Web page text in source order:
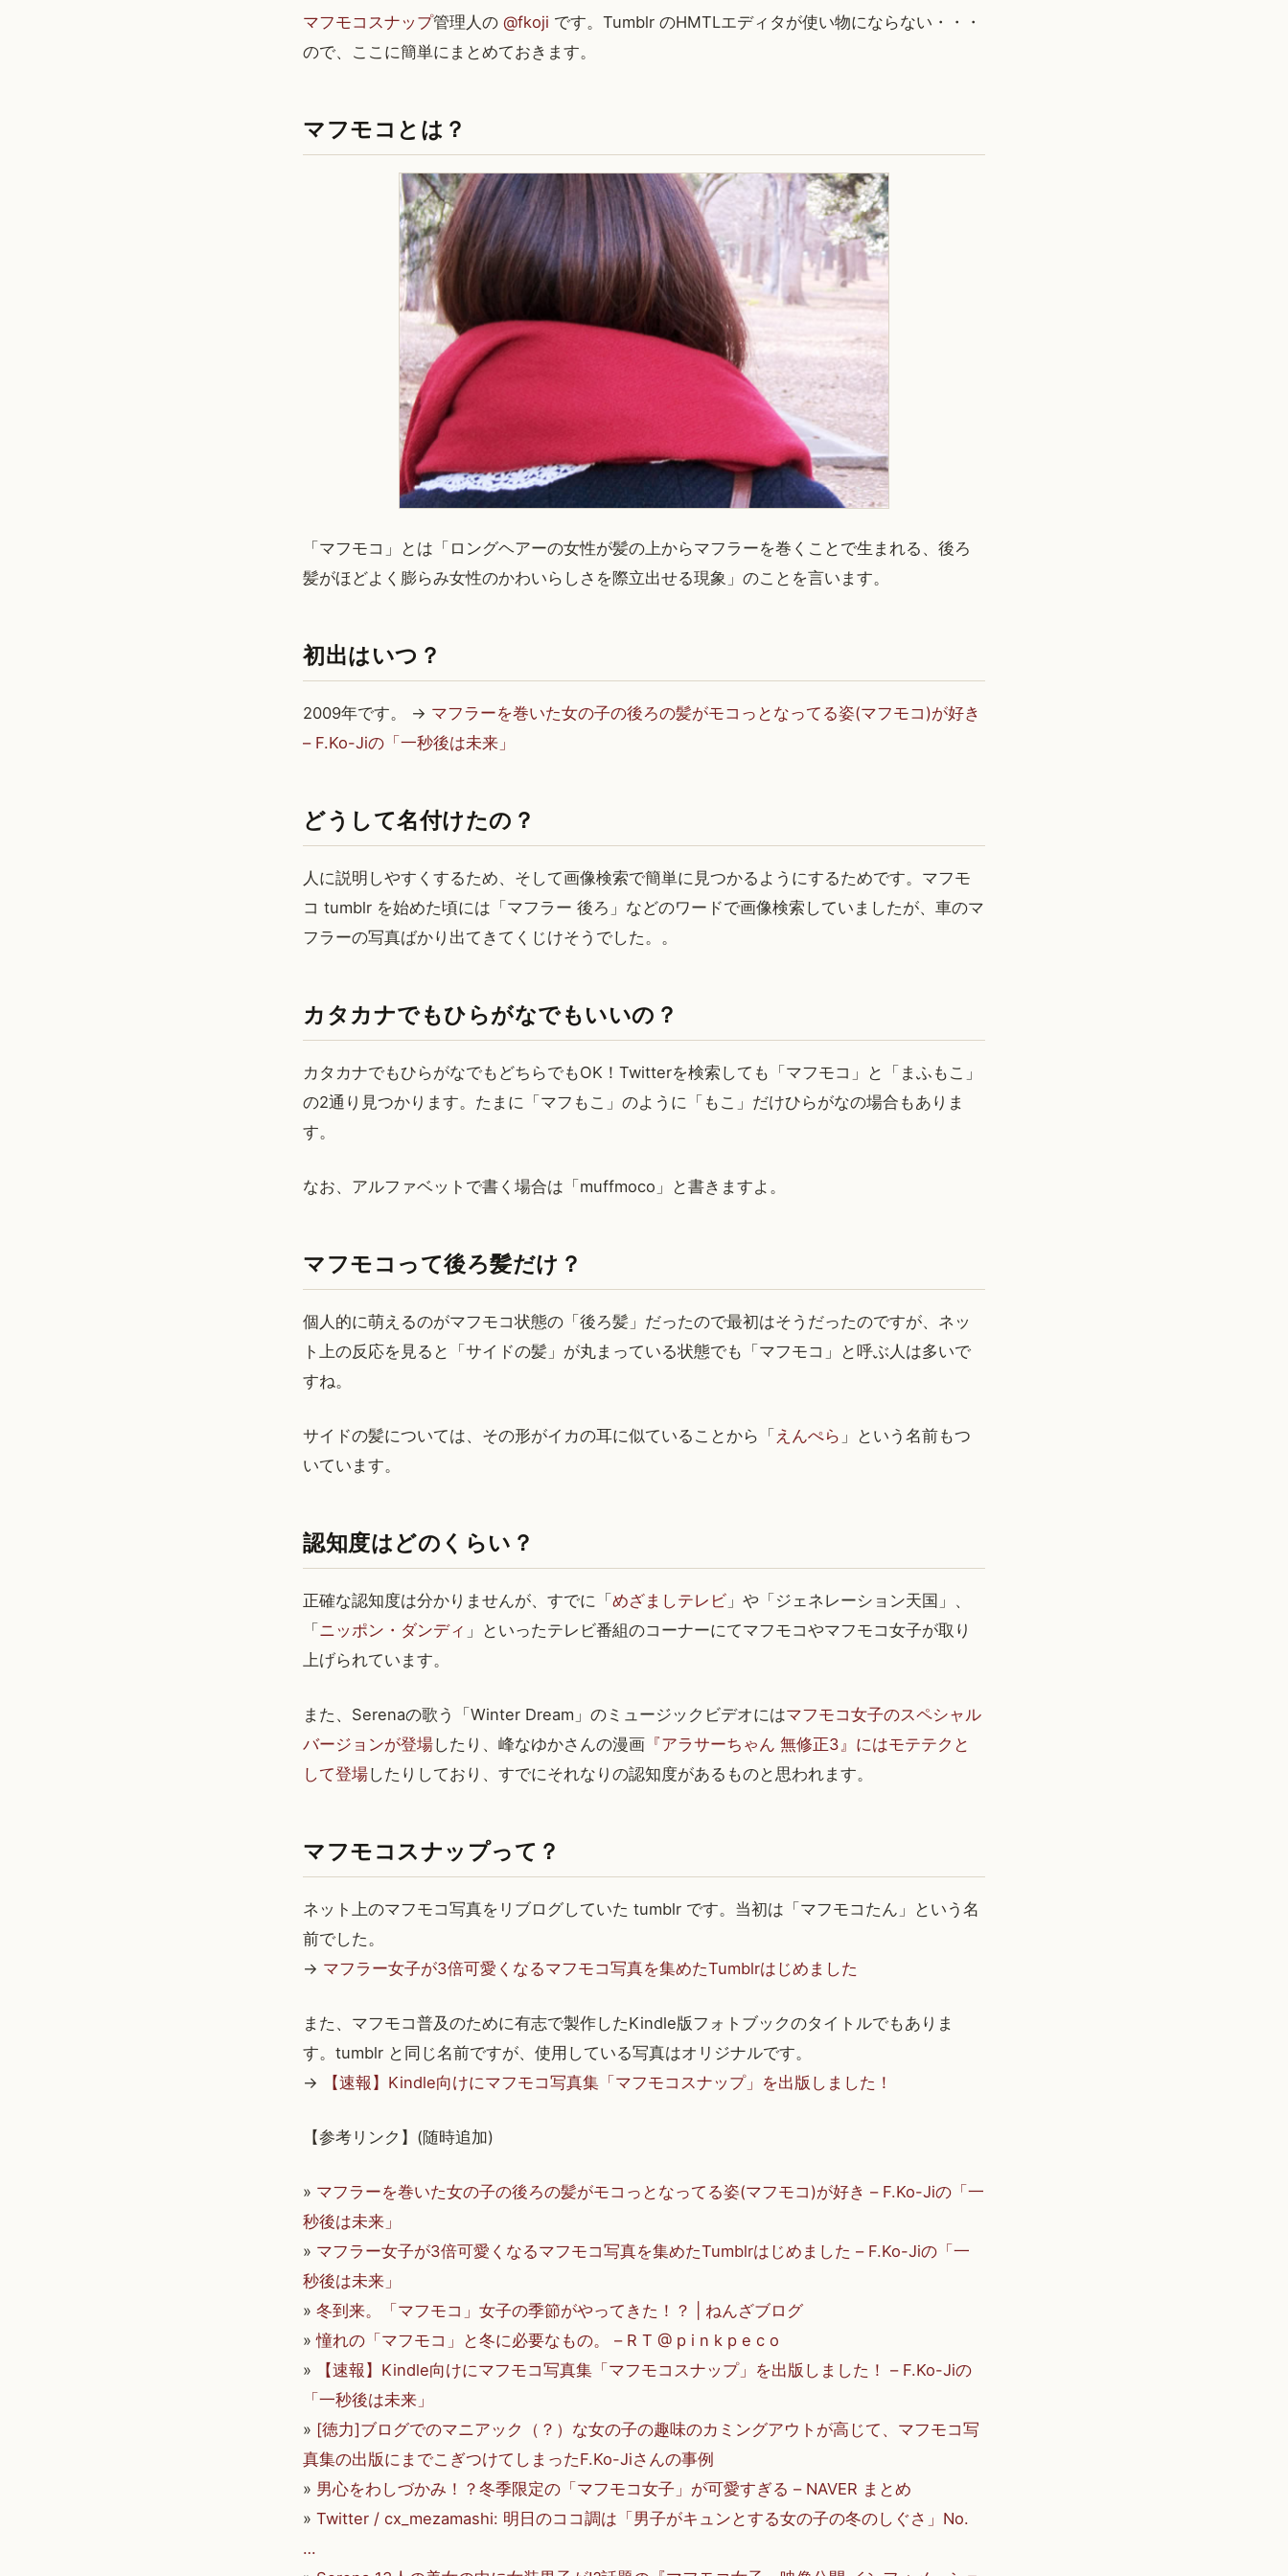
マフモコスナップ管理人の @fkoji です。Tumblr のHMTLエディタが使い物にならない・・・
ので、ここに簡単にまとめておきます。
マフモコとは？
「マフモコ」とは「ロングヘアーの女性が髪の上からマフラーを巻くことで生まれる、後ろ
髪がほどよく膨らみ女性のかわいらしさを際立出せる現象」のことを言います。
初出はいつ？
2009年です。 → マフラーを巻いた女の子の後ろの髪がモコっとなってる姿(マフモコ)が好き
– F.Ko-Jiの「一秒後は未来」
どうして名付けたの？
人に説明しやすくするため、そして画像検索で簡単に見つかるようにするためです。マフモ
コ tumblr を始めた頃には「マフラー 後ろ」などのワードで画像検索していましたが、車のマ
フラーの写真ばかり出てきてくじけそうでした。。
カタカナでもひらがなでもいいの？
カタカナでもひらがなでもどちらでもOK！Twitterを検索しても「マフモコ」と「まふもこ」
の2通り見つかります。たまに「マフもこ」のように「もこ」だけひらがなの場合もありま
す。
なお、アルファベットで書く場合は「muffmoco」と書きますよ。
マフモコって後ろ髪だけ？
個人的に萌えるのがマフモコ状態の「後ろ髪」だったので最初はそうだったのですが、ネッ
ト上の反応を見ると「サイドの髪」が丸まっている状態でも「マフモコ」と呼ぶ人は多いで
すね。
サイドの髪については、その形がイカの耳に似ていることから「 えんぺら 」という名前もつ
いています。
認知度はどのくらい？
正確な認知度は分かりませんが、すでに「めざましテレビ 」や「ジェネレーション天国」、
「ニッポン・ダンディ 」といったテレビ番組のコーナーにてマフモコやマフモコ女子が取り
上げられています。
また、Serenaの歌う「Winter Dream」のミュージックビデオにはマフモコ女子のスペシャル
バージョンが登場したり、峰なゆかさんの漫画 『アラサーちゃん 無修正3』にはモテテクと
して登場したりしており、すでにそれなりの認知度があるものと思われます。
マフモコスナップって？
ネット上のマフモコ写真をリブログしていた tumblr です。当初は「マフモコたん」という名
前でした。
→ マフラー女子が3倍可愛くなるマフモコ写真を集めたTumblrはじめました
また、マフモコ普及のために有志で製作したKindle版フォトブックのタイトルでもありま
す。tumblr と同じ名前ですが、使用している写真はオリジナルです。
→
【速報】Kindle向けにマフモコ写真集「マフモコスナップ」を出版しました！
【参考リンク】(随時追加)
» マフラーを巻いた女の子の後ろの髪がモコっとなってる姿(マフモコ)が好き – F.Ko-Jiの「一
秒後は未来」
» マフラー女子が3倍可愛くなるマフモコ写真を集めたTumblrはじめました – F.Ko-Jiの「一
秒後は未来」
» 冬到来。「マフモコ」女子の季節がやってきた！？ | ねんざブログ
»憧れの「マフモコ」と冬に必要なもの。 – R T @ p i n k p e c o
»
【速報】Kindle向けにマフモコ写真集「マフモコスナップ」を出版しました！ – F.Ko-Jiの
「一秒後は未来」
» [徳力]ブログでのマニアック（？）な女の子の趣味のカミングアウトが高じて、マフモコ写
真集の出版にまでこぎつけてしまったF.Ko-Jiさんの事例
» 男心をわしづかみ！？冬季限定の「マフモコ女子」が可愛すぎる – NAVER まとめ
» Twitter / cx_mezamashi: 明日のココ調は「男子がキュンとする女の子の冬のしぐさ」No.
…